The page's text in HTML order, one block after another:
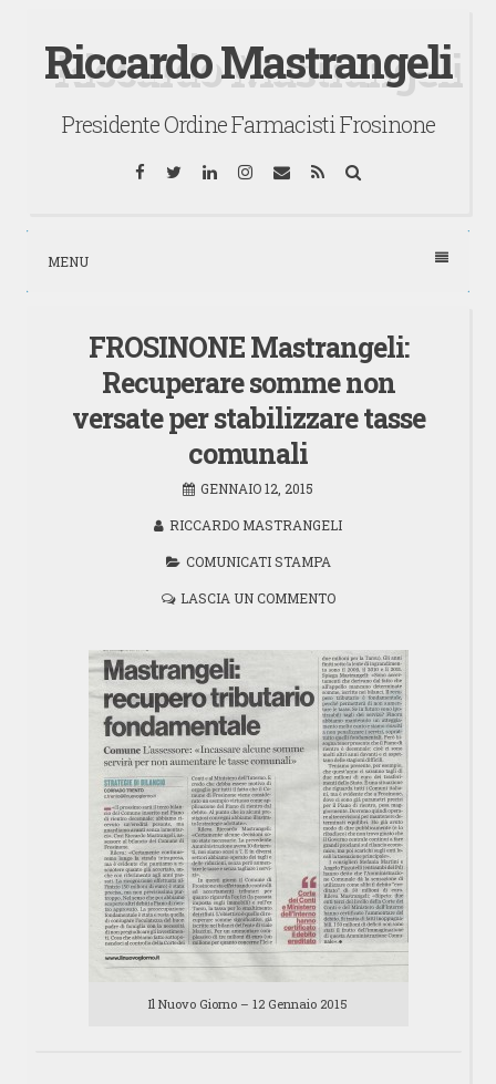
contenuto
Riccardo Mastrangeli
Presidente Ordine Farmacisti Frosinone
Facebook
TwitterLinkedInInstagram
EmailRSS
MENU
FROSINONE Mastrangeli:
Recuperare somme non
versate per stabilizzare tasse
comunali
GENNAIO 12, 2015
RICCARDO MASTRANGELI
COMUNICATI STAMPA
LASCIA UN COMMENTO
Il Nuovo Giorno – 12 Gennaio 2015